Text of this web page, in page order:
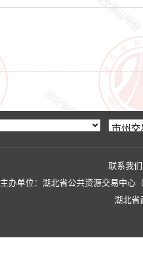
联系我们
主办单位：湖北省公共资源交易中心
湖北省